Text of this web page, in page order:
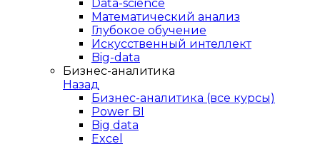
Data-science
Математический анализ
Глубокое обучение
Искусственный интеллект
Big-data
Бизнес-аналитика
Назад
Бизнес-аналитика (все курсы)
Power BI
Big data
Excel